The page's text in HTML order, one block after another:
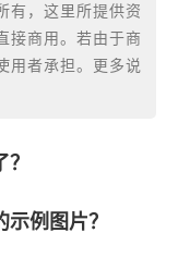
有，这里所提供资
接商用。若由于商
用者承担。更多说
例图片？